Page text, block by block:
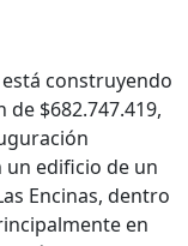
está construyendo
$682.747.419,
un edificio de un
Encinas, dentro
en